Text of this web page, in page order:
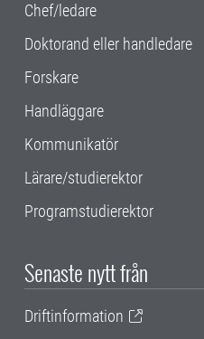
Chef/ledare
Doktorand eller handledare
Forskare
Handläggare
Kommunikatör
Lärare/studierektor
Programstudierektor
Senaste nytt från
Driftinformation